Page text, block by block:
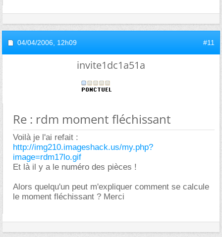
04/04/2006, 12h09 #11
invite1dc1a51a
Re : rdm moment fléchissant
Voilà je l'ai refait :
http://img210.imageshack.us/my.php?
image=rdm17lo.gif
Et là il y a le numéro des pièces !
Alors quelqu'un peut m'expliquer comment se calcule
le moment fléchissant ? Merci